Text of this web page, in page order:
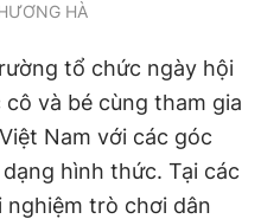
HÀ
tổ chức ngày hội
và bé cùng tham gia
Nam với các góc
hình thức. Tại các
trò chơi dân